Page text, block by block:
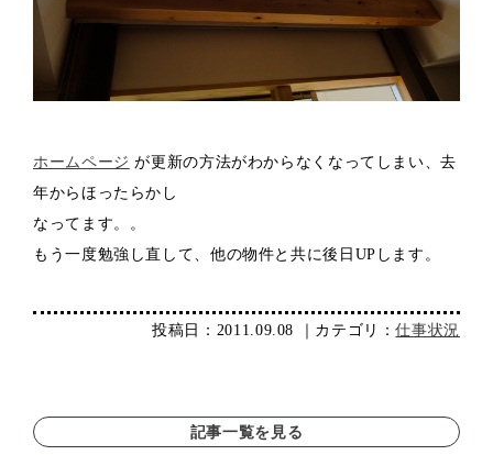
ホームページ が更新の方法がわからなくなってしまい、去
年からほったらかし
なってます。。
もう一度勉強し直して、他の物件と共に後日UPします。
投稿日：2011.09.08 ｜カテゴリ：仕事状況
記事一覧を見る